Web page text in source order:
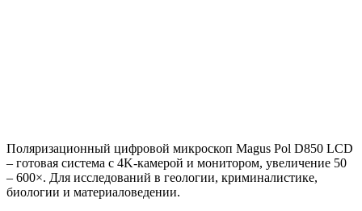
Поляризационный цифровой микроскоп Magus Pol D850 LCD
– готовая система с 4K-камерой и монитором, увеличение 50
– 600×. Для исследований в геологии, криминалистике,
биологии и материаловедении.